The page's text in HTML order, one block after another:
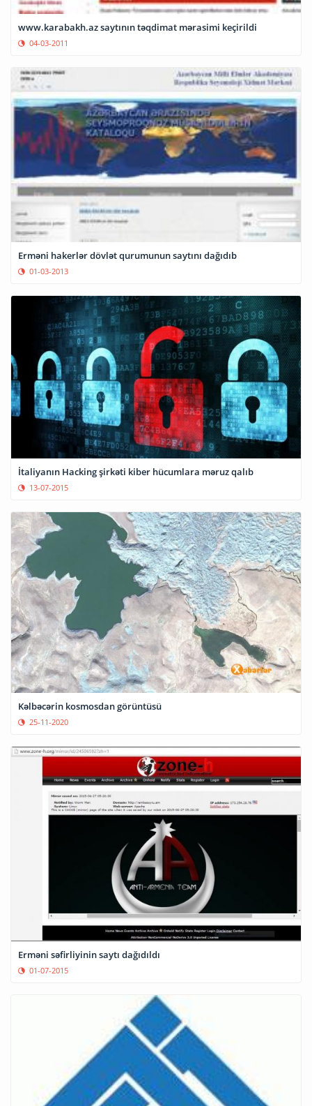
www.karabakh.az saytının təqdimat mərasimi keçirildi
04-03-2011
Erməni hakerlər dövlət qurumunun saytını dağıdıb
01-03-2013
İtaliyanın Hacking şirkəti kiber hücumlara məruz qalıb
13-07-2015
Kəlbəcərin kosmosdan görüntüsü
25-11-2020
Erməni səfirliyinin saytı dağıdıldı
01-07-2015